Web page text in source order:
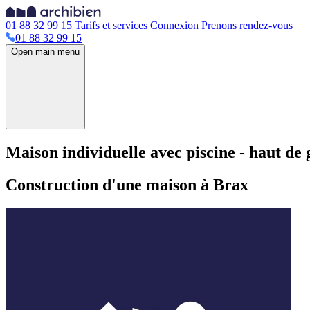
01 88 32 99 15 Tarifs et services Connexion Prenons rendez-vous
01 88 32 99 15
Open main menu
Maison individuelle avec piscine - haut de
Construction d'une maison à Brax